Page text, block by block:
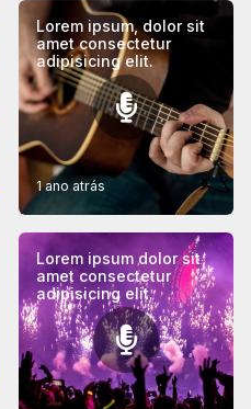
Lorem ipsum, dolor sit
amet consectetur
adipisicing elit.
1 ano atrás
Lorem ipsum dolor sit
amet consectetur
adipisicing elit.